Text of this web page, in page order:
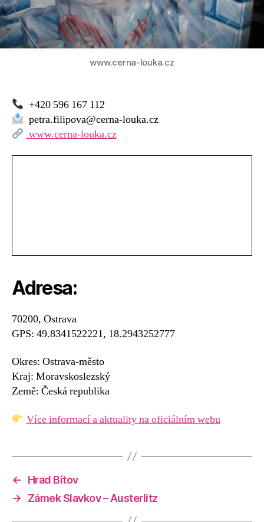
www.cerna-louka.cz
+420 596 167 112
petra.filipova@cerna-louka.cz
www.cerna-louka.cz
Adresa:
70200, Ostrava
GPS: 49.8341522221, 18.2943252777
Okres: Ostrava-město
Kraj: Moravskoslezský
Země: Česká republika
Více informací a aktuality na oficiálním webu
←
Hrad Bítov
→
Zámek Slavkov – Austerlitz